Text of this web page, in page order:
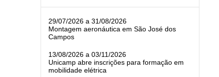
29/07/2026 a 31/08/2026
Montagem aeronáutica em São José dos
Campos
13/08/2026 a 03/11/2026
Unicamp abre inscrições para formação em
mobilidade elétrica